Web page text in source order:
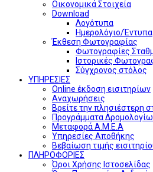
Οικονομικά Στοιχεία
Download
Λογότυπα
Ημερολόγιο/Έντυπα
Έκθεση Φωτογραφίας
Φωτογραφίες
Ιστορικές
Σύγχρονος στόλος
ΥΠΗΡΕΣΙΕΣ
Online έκδοση εισιτηρίων
Αναχωρήσεις
Βρείτε την πλησιέστερη
Προγράμματα
Μεταφορά Α.Μ.Ε.Α
Υπηρεσίες Αποθήκης
Βεβαίωση τιμής
ΠΛΗΡΟΦΟΡΙΕΣ
Όροι Χρήσης Ιστοσελίδας